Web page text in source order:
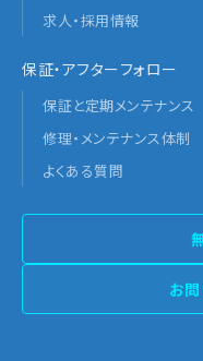
求人・採用情報
保証・アフターフォロー
保証と定期メンテナンス
修理・メンテナンス体制
よくある質問
お